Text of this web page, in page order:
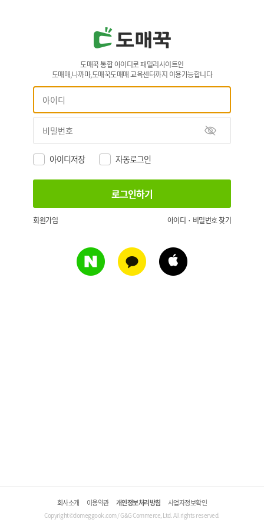
도매꾹 통합 아이디로 패밀리사이트인
도매매,나까마,도매꾹도매매 교육센터까지 이용가능합니다
아이디저장 자동로그인
회원가입 아이디 · 비밀번호 찾기
회사소개 이용약관 개인정보처리방침 사업자정보확인
Copyright©domeggook.com / G&G Commerce, Ltd. All rights reserved.